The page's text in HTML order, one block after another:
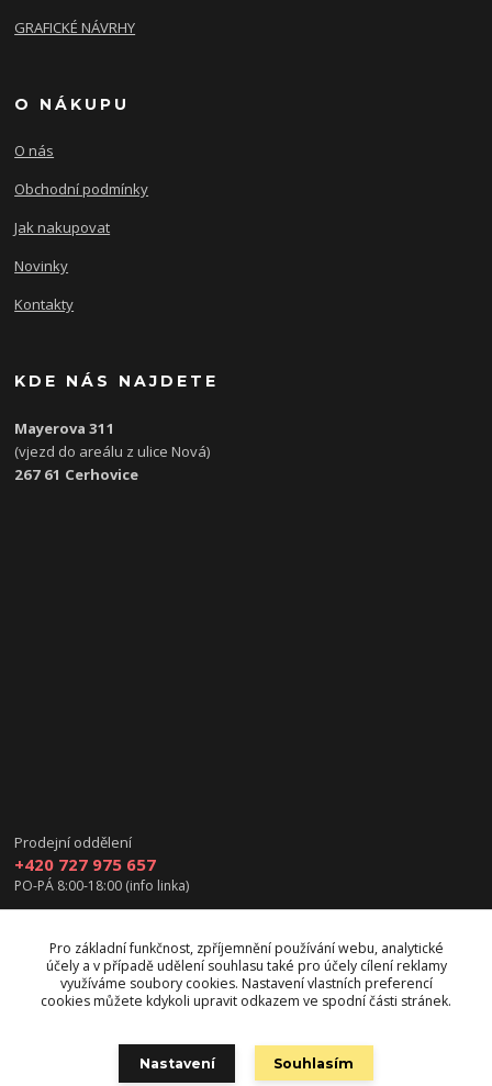
GRAFICKÉ NÁVRHY
O NÁKUPU
O nás
Obchodní podmínky
Jak nakupovat
Novinky
Kontakty
KDE NÁS NAJDETE
Mayerova 311
(vjezd do areálu z ulice Nová)
267 61 Cerhovice
Prodejní oddělení
+420 727 975 657
PO-PÁ 8:00-18:00 (info linka)
Upravit sběr cookies.
Pro základní funkčnost, zpříjemnění používání webu, analytické
účely a v případě udělení souhlasu také pro účely cílení reklamy
využíváme soubory cookies. Nastavení vlastních preferencí
cookies můžete kdykoli upravit odkazem ve spodní části stránek.
Nastavení Souhlasím